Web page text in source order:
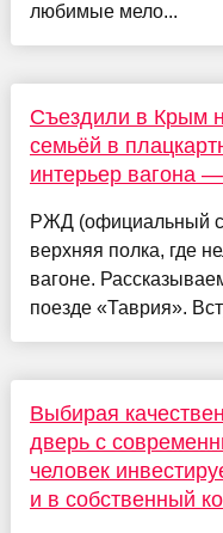
любимые мело...
Съездили в Крым
семьёй в
интерьер вагона
РЖД (официальный
верхняя полка, где
вагоне.
поезде «Таврия».
Выбирая
дверь с
человек
и в собственный